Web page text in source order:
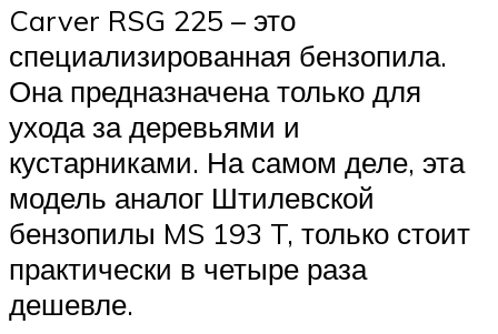
Carver RSG 225 – это
специализированная бензопила.
Она предназначена только для
ухода за деревьями и
кустарниками. На самом деле, эта
модель аналог Штилевской
бензопилы MS 193 T, только стоит
практически в четыре раза
дешевле.